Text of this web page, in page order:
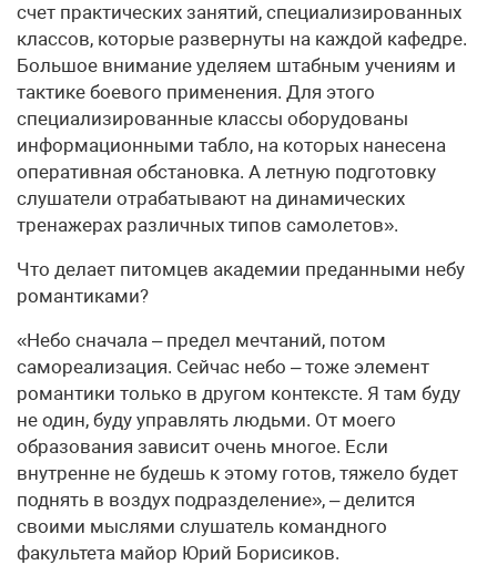
счет практических занятий, специализированных
классов, которые развернуты на каждой кафедре.
Большое внимание уделяем штабным учениям и
тактике боевого применения. Для этого
специализированные классы оборудованы
информационными табло, на которых нанесена
оперативная обстановка. А летную подготовку
слушатели отрабатывают на динамических
тренажерах различных типов самолетов».
Что делает питомцев академии преданными небу
романтиками?
«Небо сначала – предел мечтаний, потом
самореализация. Сейчас небо – тоже элемент
романтики только в другом контексте. Я там буду
не один, буду управлять людьми. От моего
образования зависит очень многое. Если
внутренне не будешь к этому готов, тяжело будет
поднять в воздух подразделение», – делится
своими мыслями слушатель командного
факультета майор Юрий Борисиков.